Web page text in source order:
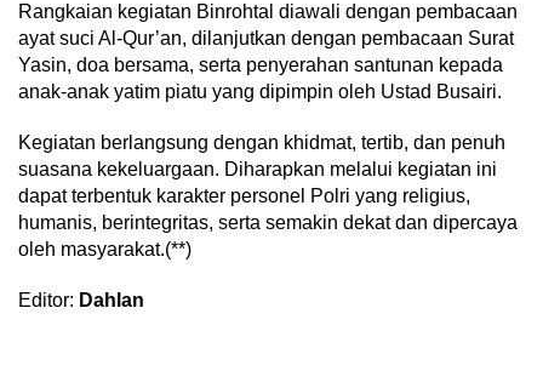
Rangkaian kegiatan Binrohtal diawali dengan pembacaan
ayat suci Al-Qur’an, dilanjutkan dengan pembacaan Surat
Yasin, doa bersama, serta penyerahan santunan kepada
anak-anak yatim piatu yang dipimpin oleh Ustad Busairi.
Kegiatan berlangsung dengan khidmat, tertib, dan penuh
suasana kekeluargaan. Diharapkan melalui kegiatan ini
dapat terbentuk karakter personel Polri yang religius,
humanis, berintegritas, serta semakin dekat dan dipercaya
oleh masyarakat.(**)
Editor: Dahlan